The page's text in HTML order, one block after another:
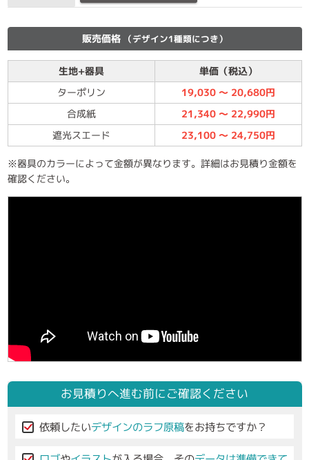
販売価格 （デザイン1種類につき）
生地+器具
単価（税込）
ターポリン
19,030 ～ 20,680円
合成紙
21,340 ～ 22,990円
遮光スエード
23,100 ～ 24,750円
※器具のカラーによって金額が異なります。詳細はお見積り金額を
確認ください。
お見積りへ進む前にご確認ください
依頼したいデザインのラフ原稿をお持ちですか？